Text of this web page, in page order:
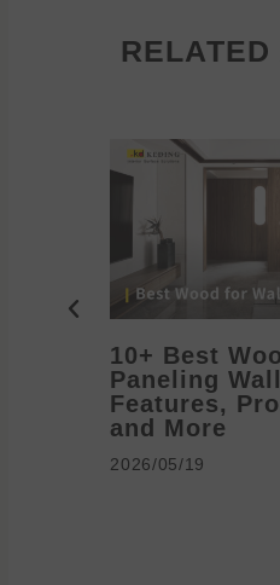
10+ Best
Paneling
Features,
and More
2026/05/19